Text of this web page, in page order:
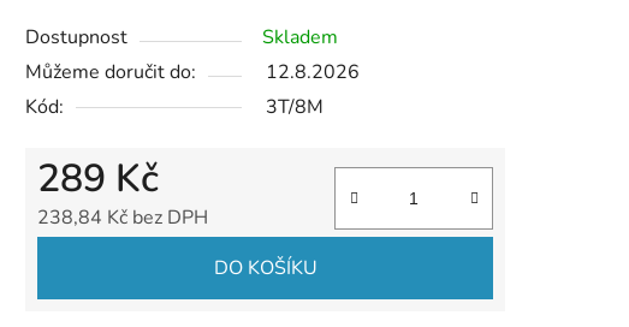
Dostupnost
Skladem
Můžeme doručit do:
12.8.2026
Kód:
3T/8M
289 Kč
238,84 Kč bez DPH
DO KOŠÍKU